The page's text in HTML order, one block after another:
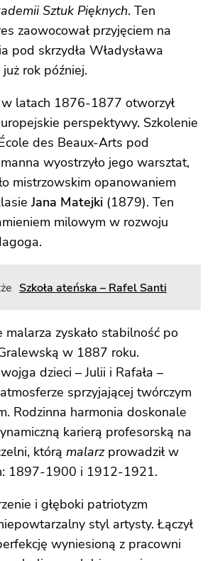
Sztuk Pięknych. Ten
zaowocował przyjęciem na
pod skrzydła Władysława
rok później.
latach 1876-1877 otworzył
perspektywy. Szkolenie
des Beaux-Arts pod
wyostrzyło jego warsztat,
mistrzowskim opanowaniem
Jana Matejki (1879). Ten
milowym w rozwoju
Szkoła ateńska – Rafel Santi
zyskało stabilność po
w 1887 roku.
dzieci – Julii i Rafała –
sprzyjającej twórczym
Rodzinna harmonia doskonale
karierą profesorską na
którą malarzprowadził w
1897-1900 i 1912-1921.
i głęboki patriotyzm
styl artysty. Łączył
wyniesioną z pracowni